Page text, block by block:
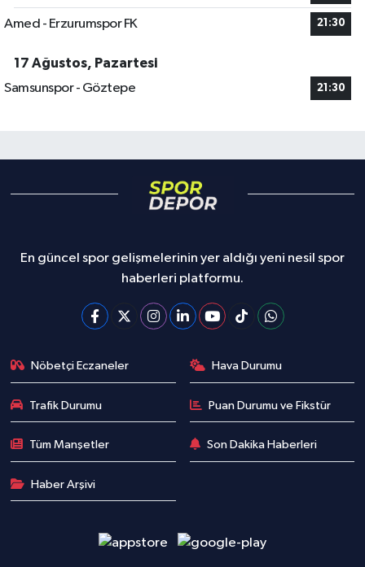
Amed - Erzurumspor FK 21:30
17 Ağustos, Pazartesi
Samsunspor - Göztepe
21:30
En güncel spor gelişmelerinin yer aldığı yeni nesil spor
haberleri platformu.
Nöbetçi Eczaneler Hava Durumu
Trafik Durumu Puan Durumu ve Fikstür
Tüm Manşetler Son Dakika Haberleri
Haber Arşivi